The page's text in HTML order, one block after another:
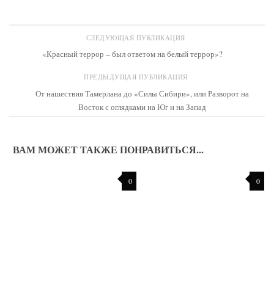
СЛЕДУЮЩАЯ ПУБЛИКАЦИЯ
«Красный террор – был ответом на белый террор»?
ПРЕДЫДУЩАЯ ПУБЛИКАЦИЯ
От нашествия Тамерлана до «Силы Сибири», или Разворот на
Восток с оглядками на Юг и на Запад
ВАМ МОЖЕТ ТАКЖЕ ПОНРАВИТЬСЯ...
0 0